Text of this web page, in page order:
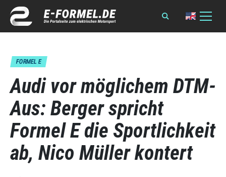
FORMEL E
Audi vor möglichem DTM-
Aus: Berger spricht
Formel E die Sportlichkeit
ab, Nico Müller kontert